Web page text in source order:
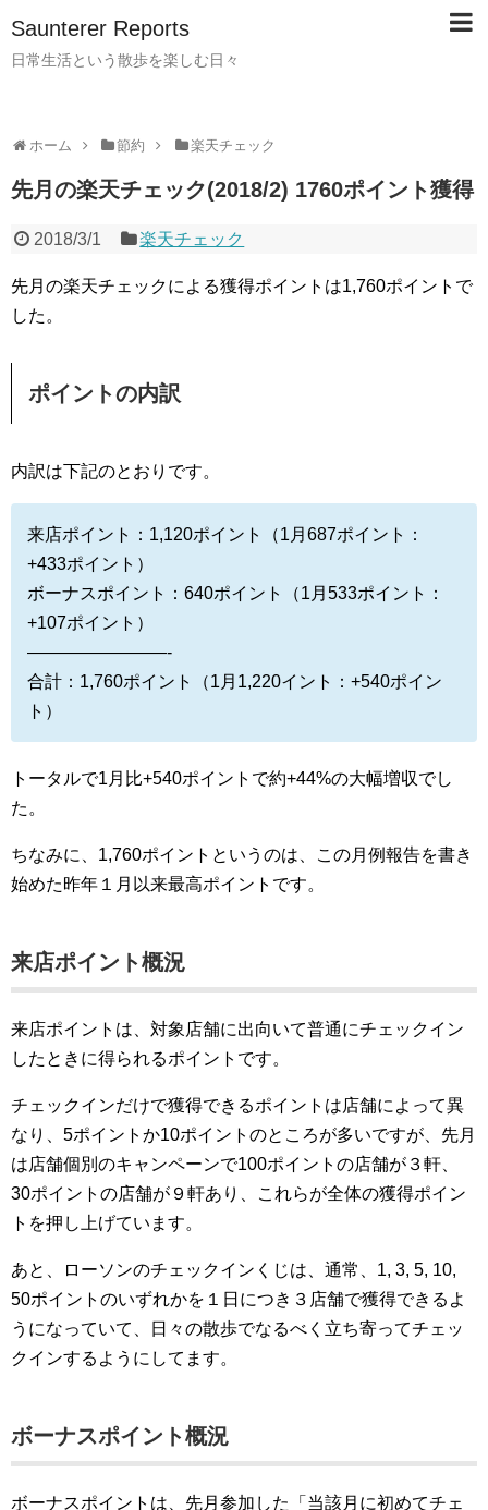
Saunterer Reports
日常生活という散歩を楽しむ日々
ホーム 節約 楽天チェック
先月の楽天チェック(2018/2) 1760ポイント獲得
2018/3/1 楽天チェック
先月の楽天チェックによる獲得ポイントは1,760ポイントで
した。
ポイントの内訳
内訳は下記のとおりです。
来店ポイント：1,120ポイント（1月687ポイント：
+433ポイント）
ボーナスポイント：640ポイント（1月533ポイント：
+107ポイント）
————————-
合計：1,760ポイント（1月1,220イント：+540ポイン
ト）
トータルで1月比+540ポイントで約+44%の大幅増収でし
た。
ちなみに、1,760ポイントというのは、この月例報告を書き
始めた昨年１月以来最高ポイントです。
来店ポイント概況
来店ポイントは、対象店舗に出向いて普通にチェックイン
したときに得られるポイントです。
チェックインだけで獲得できるポイントは店舗によって異
なり、5ポイントか10ポイントのところが多いですが、先月
は店舗個別のキャンペーンで100ポイントの店舗が３軒、
30ポイントの店舗が９軒あり、これらが全体の獲得ポイン
トを押し上げています。
あと、ローソンのチェックインくじは、通常、1, 3, 5, 10,
50ポイントのいずれかを１日につき３店舗で獲得できるよ
うになっていて、日々の散歩でなるべく立ち寄ってチェッ
クインするようにしてます。
ボーナスポイント概況
ボーナスポイントは、先月参加した「当該月に初めてチェ